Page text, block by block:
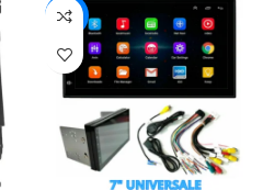
-13%